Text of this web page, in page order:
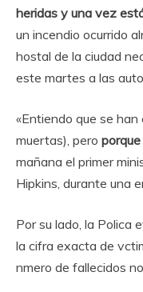
heridas y una vez
un incendio ocurrido
hostal de la ciudad
este martes a las
«Entiendo que se
muertas), pero
mañana el primer
Hipkins, durante una
Por su lado, la Polica
la cifra exacta de
nmero de fallecidos